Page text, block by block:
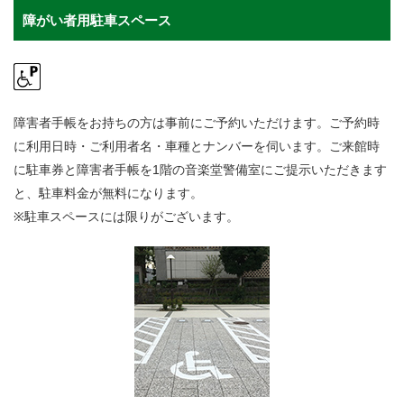
障がい者用駐車スペース
障害者手帳をお持ちの方は事前にご予約いただけます。ご予約時
に利用日時・ご利用者名・車種とナンバーを伺います。ご来館時
に駐車券と障害者手帳を1階の音楽堂警備室にご提示いただきます
と、駐車料金が無料になります。
※駐車スペースには限りがございます。